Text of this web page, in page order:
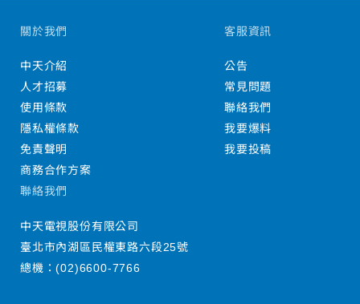
關於我們
中天介紹
人才招募
使用條款
隱私權條款
免責聲明
商務合作方案
客服資訊
公告
常見問題
聯絡我們
我要爆料
我要投稿
聯絡我們
中天電視股份有限公司
臺北市內湖區民權東路六段25號
總機：(02)6600-7766